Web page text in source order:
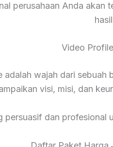
perusahaan Anda akan
Video
adalah wajah dari sebuah
visi, misi, dan
persuasif dan profesional